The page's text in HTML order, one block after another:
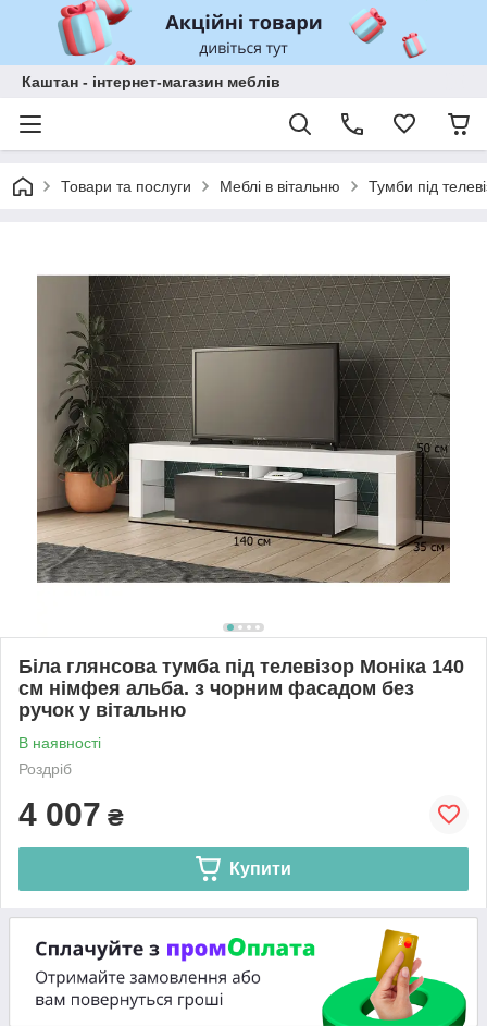
Каштан - інтернет-магазин меблів
Товари та послуги Меблі в вітальню Тумби під
Біла глянсова тумба під телевізор Моніка 140
см німфея альба. з чорним фасадом без
ручок у вітальню
В наявності
Роздріб
4 007 ₴
Купити